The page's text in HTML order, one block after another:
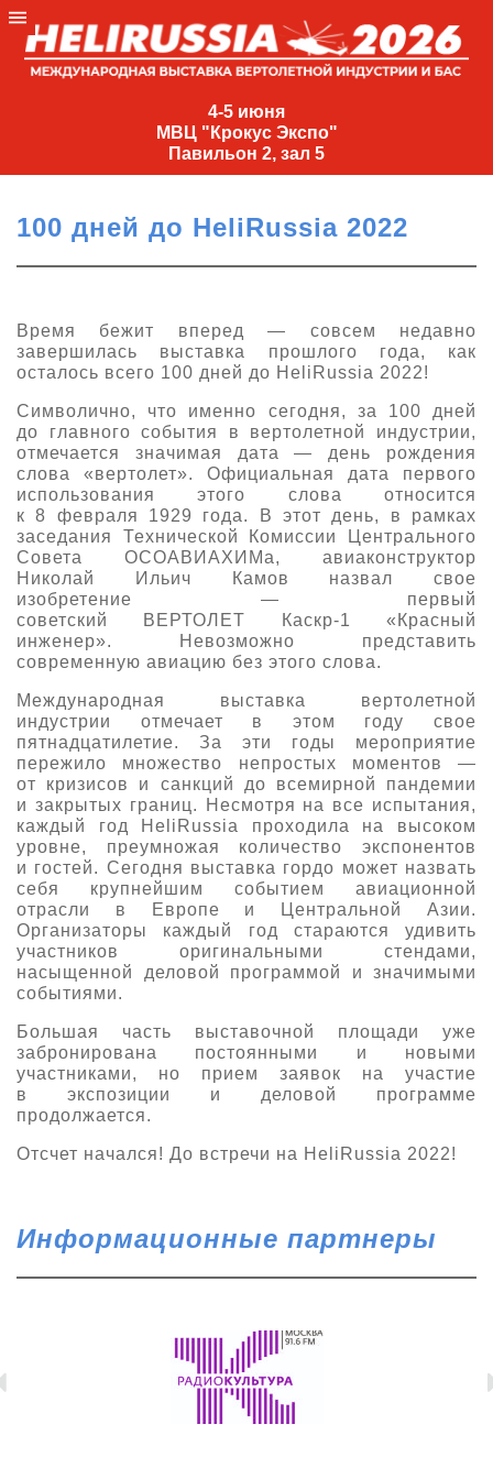
4-5 июня
МВЦ "Крокус Экспо"
Павильон 2, зал 5
4-
МВЦ
Экспо"
Павильон
зал
5
+7
(495)
477-
33-81
О выставке
Партнеры выставки
Крокус Экспо
Даты будущих выставок
Документы
Контакты
Для участников
Заявка на участие
Заочное участие
Прилет на выставку
Основные требования МВЦ «Крокус Экспо»
Для посетителей
Схема проезда
Правила доступа и пребывания Крокус Экспо
Аккредитация прессы
Условия инфопартнёрства
Положение об аккредитации
Публикации о выставке
Пресс-релизы
Архив
100 дней до HeliRussia 2022
Время бежит вперед — совсем недавно
завершилась выставка прошлого года, как
осталось всего 100 дней до HeliRussia 2022!
Символично, что именно сегодня, за 100 дней
до главного события в вертолетной индустрии,
отмечается значимая дата — день рождения
слова «вертолет». Официальная дата первого
использования этого слова относится
к 8 февраля 1929 года. В этот день, в рамках
заседания Технической Комиссии Центрального
Совета ОСОАВИАХИМа, авиаконструктор
Николай Ильич Камов назвал свое
изобретение — первый
советский ВЕРТОЛЕТ Каскр-1 «Красный
инженер». Невозможно представить
современную авиацию без этого слова.
Международная выставка вертолетной
индустрии отмечает в этом году свое
пятнадцатилетие. За эти годы мероприятие
пережило множество непростых моментов —
от кризисов и санкций до всемирной пандемии
и закрытых границ. Несмотря на все испытания,
каждый год HeliRussia проходила на высоком
уровне, преумножая количество экспонентов
и гостей. Сегодня выставка гордо может назвать
себя крупнейшим событием авиационной
отрасли в Европе и Центральной Азии.
Организаторы каждый год стараются удивить
участников оригинальными стендами,
насыщенной деловой программой и значимыми
событиями.
Большая часть выставочной площади уже
забронирована постоянными и новыми
участниками, но прием заявок на участие
в экспозиции и деловой программе
продолжается.
Отсчет начался! До встречи на HeliRussia 2022!
Информационные партнеры